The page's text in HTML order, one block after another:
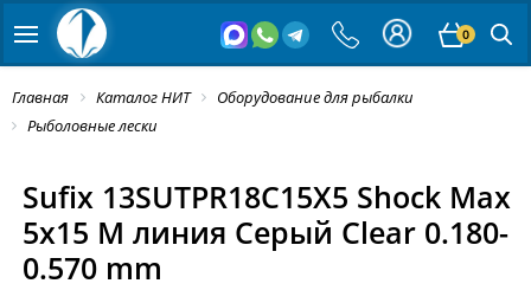
0
Главная Каталог НИТ
Оборудование для рыбалки
Рыболовные лески
Sufix 13SUTPR18C15X5 Shock Max
5x15 M линия Серый Clear 0.180-
0.570 mm